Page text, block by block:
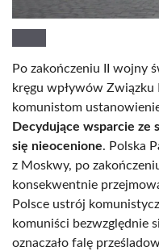
Po zakończeniu II wojny
kręgu wpływów Związku
komunistom
Decydujące wsparcie ze
się nieocenione. Polska
z Moskwy, po
konsekwentnie
Polsce ustrój
komuniści bezwzględnie
oznaczało falę